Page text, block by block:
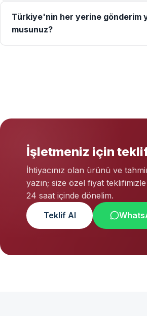
Türkiye'nin her yerine gönderim
musunuz?
İşletmeniz için teklif
İhtiyacınız olan ürünü ve
yazın; size özel fiyat
24 saat içinde dönelim.
Teklif Al